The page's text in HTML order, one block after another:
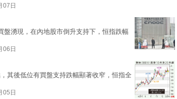
07日
盤湧現，在內地股市倒升支持下，恒指跌幅
06日
其後低位有買盤支持跌幅顯著收窄，恒指全
05日